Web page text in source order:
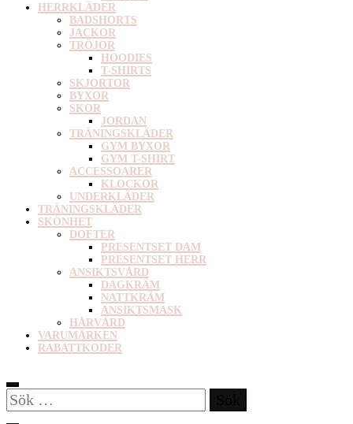
HERRKLÄDER
BADSHORTS
JACKOR
TRÖJOR
HOODIES
T-SHIRTS
SKJORTOR
BYXOR
SKOR
JORDAN
TRÄNINGSKLÄDER
GYM BYXOR
GYM T-SHIRT
ACCESSOARER
KLOCKOR
UNDERKLÄDER
TRÄNINGSKLÄDER
SKÖNHET
DOFTER
PRESENTSET DAM
PRESENTSET HERR
ANSIKTSVÅRD
DAGKRÄM
NATTKRÄM
ANSIKTSMASK
HÅRVÅRD
VARUMÄRKEN
RABATTKODER
Sök
efter: